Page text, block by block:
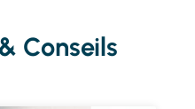
Conseils